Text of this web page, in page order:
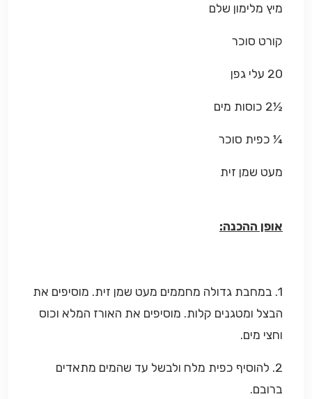
מיץ מלימון שלם
קורט סוכר
20 עלי גפן
½2 כוסות מים
¼ כפית סוכר
מעט שמן זית
אופן ההכנה:
1. במחבת גדולה מחממים מעט שמן זית. מוסיפים את
הבצל ומטגנים קלות. מוסיפים את האורז המלא וכוס
וחצי מים.
2. להוסיף כפית מלח ולבשל עד שהמים מתאדים
ברובם.